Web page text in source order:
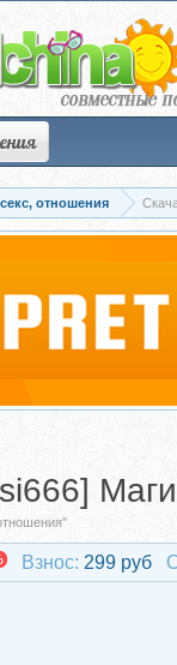
отношения
Взнос: 299 руб